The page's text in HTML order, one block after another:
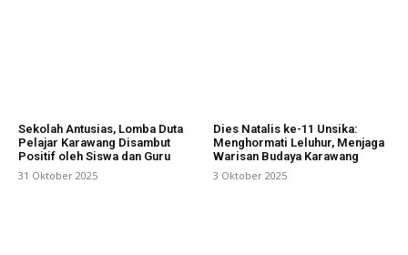
Sekolah Antusias, Lomba Duta
Pelajar Karawang Disambut
Positif oleh Siswa dan Guru
31 Oktober 2025
Dies Natalis ke-11 Unsika:
Menghormati Leluhur, Menjaga
Warisan Budaya Karawang
3 Oktober 2025